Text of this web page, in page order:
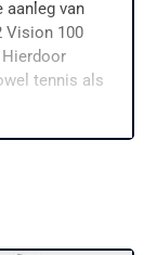
aanleg van
Vision 100
tennis als
alvast